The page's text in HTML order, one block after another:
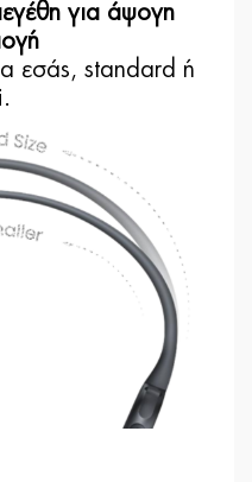
για άψογη
εσάς, standard ή